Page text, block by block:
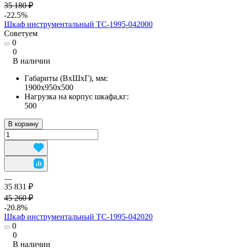
35 180 ₽
-22.5%
Шкаф инструментальный TC-1995-042000
Советуем
0
0
В наличии
Габариты (ВхШхГ), мм:
1900х950х500
Нагрузка на корпус шкафа,кг:
500
В корзину
35 831 ₽
45 260 ₽
-20.8%
Шкаф инструментальный TC-1995-042020
0
0
В наличии